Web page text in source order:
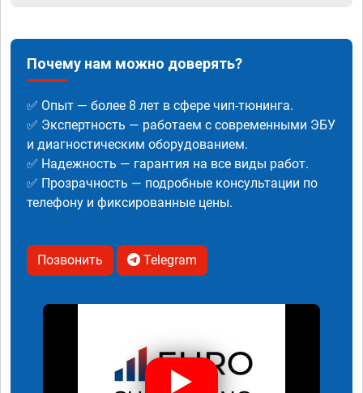
Почему нам можно доверять?
✅ Опыт — более 8 лет в сфере чип-тюнинга.
✅ Экспертность — работаем с современными ЭБУ
и диагностическим оборудованием.
✅ Надежность — гарантия на все виды работ.
✅ Прозрачность — подробные консультации по
телефону и фиксированные цены.
Позвонить Telegram